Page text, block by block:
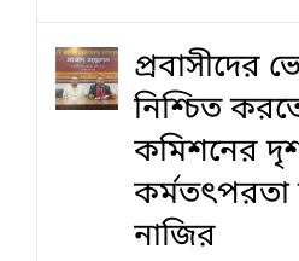
প্রবাসীদের
নিশ্চিত
কমিশনের
কর্মতৎপরতা
নাজির